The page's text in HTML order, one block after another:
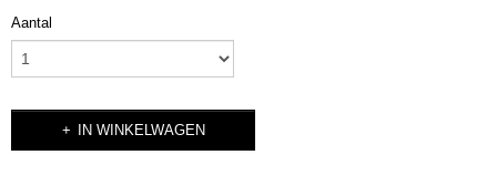
Aantal
IN WINKELWAGEN